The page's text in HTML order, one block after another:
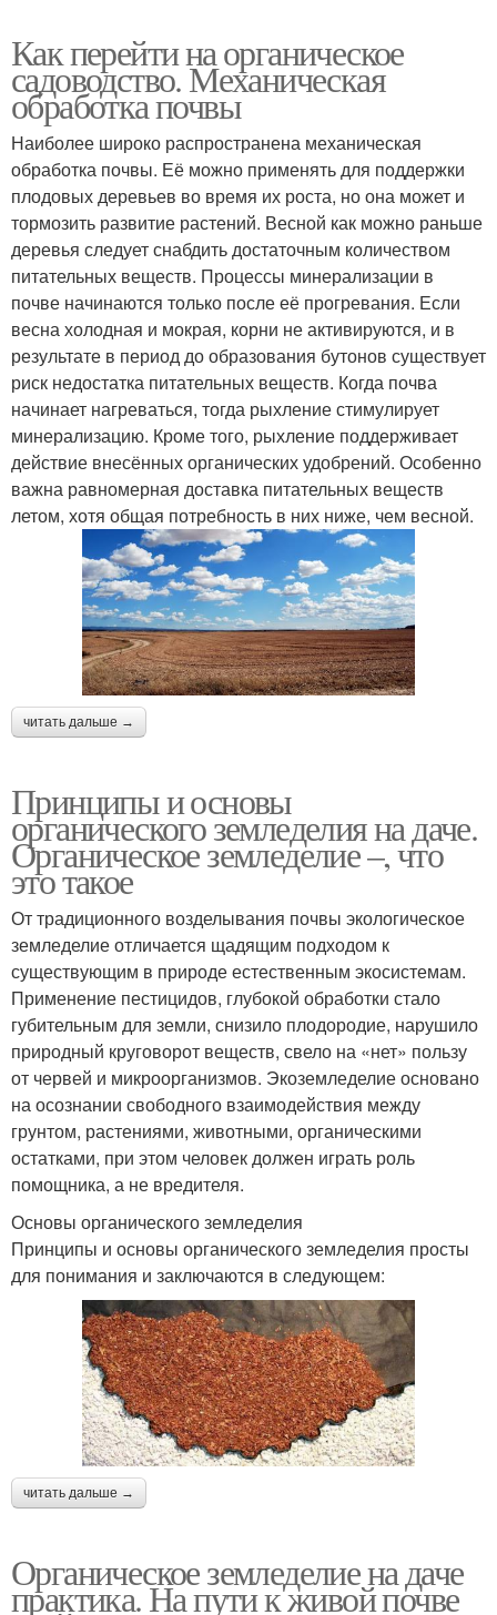
Как перейти на органическое
садоводство. Механическая
обработка почвы
Наиболее широко распространена механическая
обработка почвы. Её можно применять для поддержки
плодовых деревьев во время их роста, но она может и
тормозить развитие растений. Весной как можно раньше
деревья следует снабдить достаточным количеством
питательных веществ. Процессы минерализации в
почве начинаются только после её прогревания. Если
весна холодная и мокрая, корни не активируются, и в
результате в период до образования бутонов существует
риск недостатка питательных веществ. Когда почва
начинает нагреваться, тогда рыхление стимулирует
минерализацию. Кроме того, рыхление поддерживает
действие внесённых органических удобрений. Особенно
важна равномерная доставка питательных веществ
летом, хотя общая потребность в них ниже, чем весной.
читать дальше →
Принципы и основы
органического земледелия на даче.
Органическое земледелие –, что
это такое
От традиционного возделывания почвы экологическое
земледелие отличается щадящим подходом к
существующим в природе естественным экосистемам.
Применение пестицидов, глубокой обработки стало
губительным для земли, снизило плодородие, нарушило
природный круговорот веществ, свело на «нет» пользу
от червей и микроорганизмов. Экоземледелие основано
на осознании свободного взаимодействия между
грунтом, растениями, животными, органическими
остатками, при этом человек должен играть роль
помощника, а не вредителя.
Основы органического земледелия
Принципы и основы органического земледелия просты
для понимания и заключаются в следующем:
читать дальше →
Органическое земледелие на даче
практика. На пути к живой почве